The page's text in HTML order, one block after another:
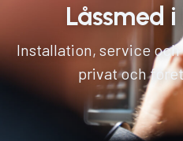
Låssmed
Installation, service
privat och